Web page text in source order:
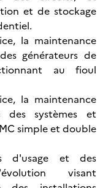
et de stockage
la maintenance
générateurs de
au fioul
la maintenance
des systèmes et
simple et double
d'usage et des
visant